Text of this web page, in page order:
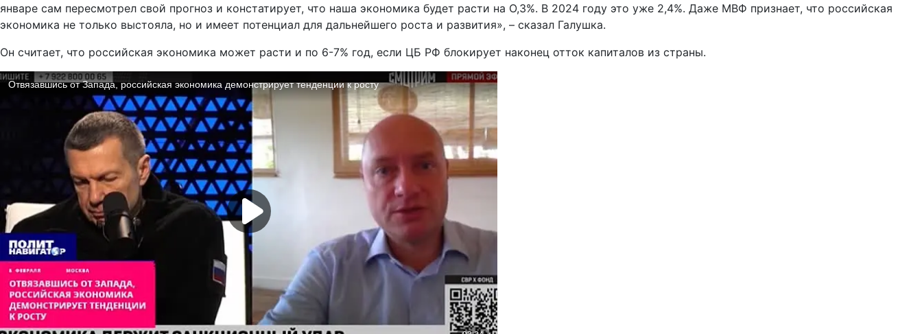
январе сам пересмотрел свой прогноз и констатирует, что наша экономика будет расти на О,3%. В 2024 году это уже 2,4%. Даже МВФ признает, что российская
экономика не только выстояла, но и имеет потенциал для дальнейшего роста и развития», – сказал Галушка.
Он считает, что российская экономика может расти и по 6-7% год, если ЦБ РФ блокирует наконец отток капиталов из страны.